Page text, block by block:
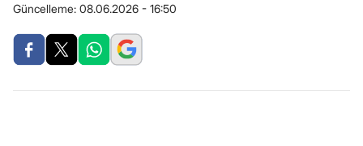
Güncelleme: 08.06.2026 - 16:50